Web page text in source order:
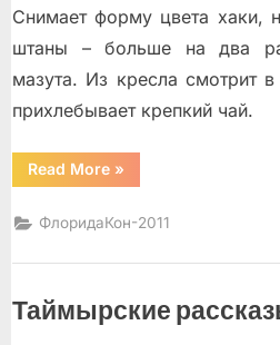
Снимает форму цвета хаки,
штаны – больше на два
мазута. Из кресла смотрит
прихлебывает крепкий чай.
Read More“Папа”
»
ФлоридаКон-2011
Таймырские